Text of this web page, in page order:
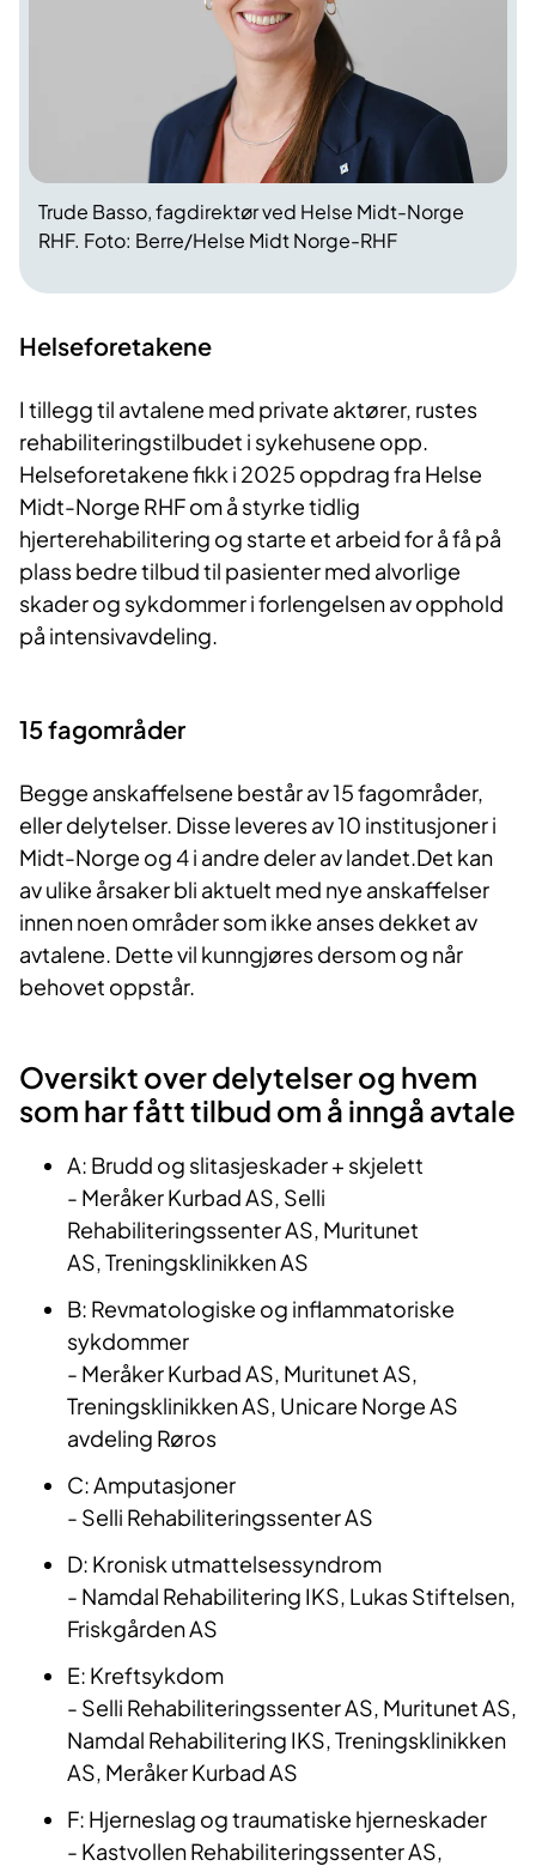
Trude Basso, fagdirektør ved Helse Midt-Norge
RHF. Foto: Berre/Helse Midt Norge-RHF
Helseforetakene
I tillegg til avtalene med private aktører, rustes
rehabiliteringstilbudet i sykehusene opp.
Helseforetakene fikk i 2025 oppdrag fra Helse
Midt-Norge RHF om å styrke tidlig
hjerterehabilitering og starte et arbeid for å få på
plass bedre tilbud til pasienter med alvorlige
skader og sykdommer i forlengelsen av opphold
på intensivavdeling.
15 fagområder
Begge anskaffelsene består av15 fagområder,
eller delytelser. Disse leveres av10 institusjoneri
Midt-Norge og4i andre deler av landet.Det kan
av ulike årsaker bli aktuelt med nye anskaffelser
innen noen områder som ikke anses dekket av
avtalene. Dettevil kunngjøresdersom og når
behovet oppstår.
Oversikt over delytelser og hvem
som har fått tilbud om å inngå avtale
A: Brudd og slitasjeskader + skjelett
- Meråker Kurbad AS, Selli
Rehabiliteringssenter AS, Muritunet
AS,Treningsklinikken AS
B: Revmatologiske og inflammatoriske
sykdommer
- Meråker Kurbad AS, Muritunet AS,
Treningsklinikken AS, Unicare Norge AS
avdeling Røros
C: Amputasjoner
- Selli Rehabiliteringssenter AS
D: Kronisk utmattelsessyndrom
- Namdal Rehabilitering IKS, Lukas Stiftelsen,
Friskgården AS
E: Kreftsykdom
- Selli Rehabiliteringssenter AS, Muritunet AS,
Namdal Rehabilitering IKS,Treningsklinikken
AS, Meråker Kurbad AS
F: Hjerneslag og traumatiske hjerneskader
- Kastvollen Rehabiliteringssenter AS,